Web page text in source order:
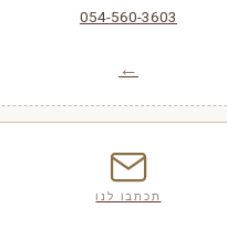
054-560-3603
←
תכתבו לנו